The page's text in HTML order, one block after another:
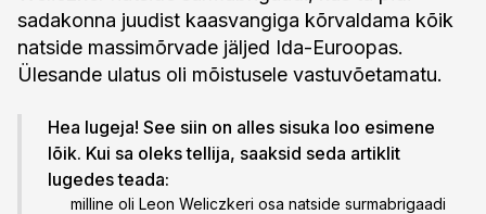
sadakonna juudist kaas­vangiga kõrvaldama kõik
natside massimõrvade jäljed Ida-Euroopas.
Ülesande ulatus oli mõistusele vastuvõetamatu.
Hea lugeja! See siin on alles sisuka loo esimene
lõik. Kui sa oleks tellija, saaksid seda artiklit
lugedes teada:
milline oli Leon Weliczkeri osa natside surmabrigaadi